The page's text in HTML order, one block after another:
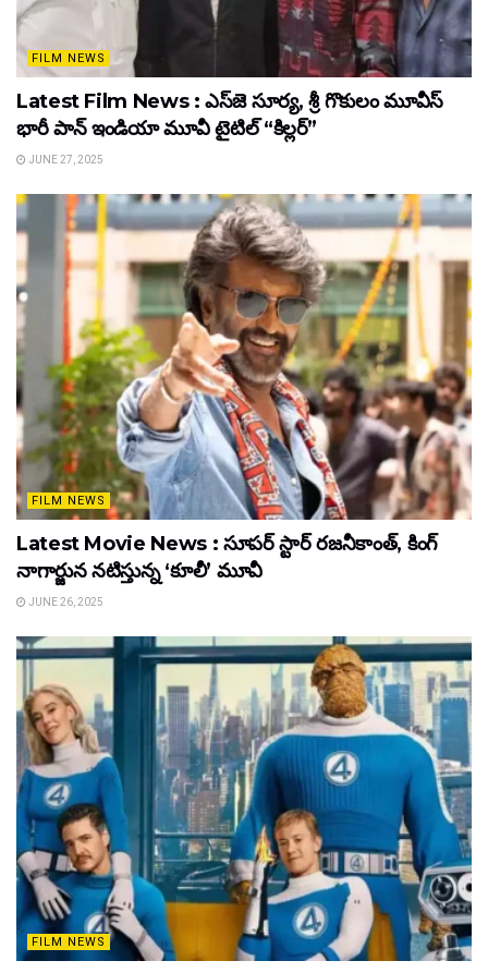
FILM NEWS
Latest Film News : ఎస్‌జె సూర్య, శ్రీ గొకులం మూవీస్‌
భారీ పాన్‌ ఇండియా మూవీ టైటిల్ “కిల్లర్”
JUNE 27, 2025
FILM NEWS
Latest Movie News : సూపర్ స్టార్ రజనీకాంత్, కింగ్
నాగార్జున నటిస్తున్న ‘కూలీ’ మూవీ
JUNE 26, 2025
FILM NEWS